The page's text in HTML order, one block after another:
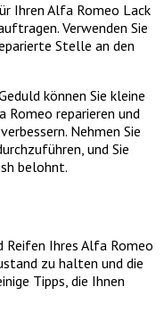
Ihren Alfa Romeo Lack
Verwenden Sie
Stelle an den
können Sie kleine
Romeo reparieren und
Nehmen Sie
und Sie
belohnt.
Reifen Ihres Alfa Romeo
zu halten und die
Tipps, die Ihnen